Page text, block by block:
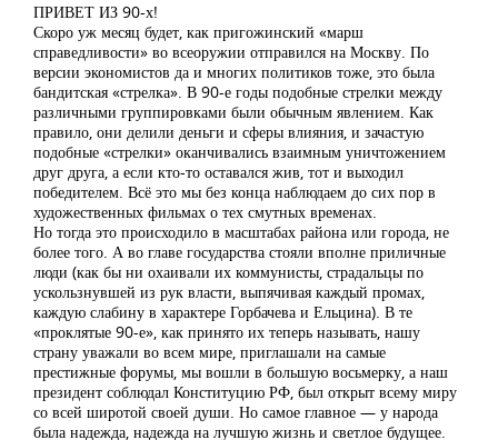
ПРИВЕТ ИЗ 90-х!
Скоро уж месяц будет, как пригожинский «марш
справедливости» во всеоружии отправился на Москву. По
версии экономистов да и многих политиков тоже, это была
бандитская «стрелка». В 90-е годы подобные стрелки между
различными группировками были обычным явлением. Как
правило, они делили деньги и сферы влияния, и зачастую
подобные «стрелки» оканчивались взаимным уничтожением
друг друга, а если кто-то оставался жив, тот и выходил
победителем. Всё это мы без конца наблюдаем до сих пор в
художественных фильмах о тех смутных временах.
Но тогда это происходило в масштабах района или города, не
более того. А во главе государства стояли вполне приличные
люди (как бы ни охаивали их коммунисты, страдальцы по
ускользнувшей из рук власти, выпячивая каждый промах,
каждую слабину в характере Горбачева и Ельцина). В те
«проклятые 90-е», как принято их теперь называть, нашу
страну уважали во всем мире, приглашали на самые
престижные форумы, мы вошли в большую восьмерку, а наш
президент соблюдал Конституцию РФ, был открыт всему миру
со всей широтой своей души. Но самое главное — у народа
была надежда, надежда на лучшую жизнь и светлое будущее.